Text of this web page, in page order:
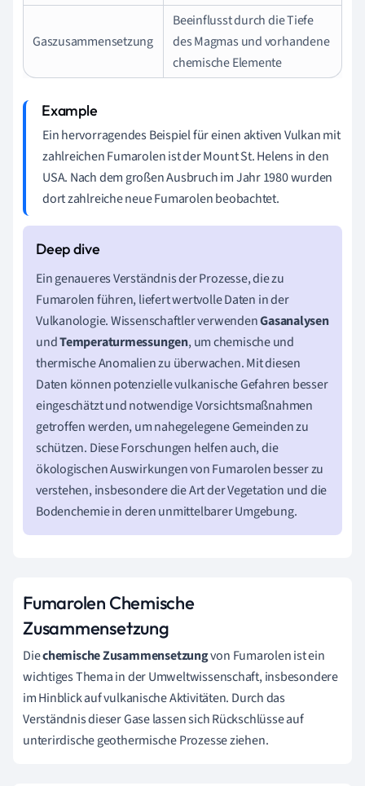
Gaszusammensetzung
Beeinflusst durch die Tiefe
des Magmas und vorhandene
chemische Elemente
Ein hervorragendes Beispiel für einen aktiven Vulkan mit
zahlreichen Fumarolen ist der Mount St. Helens in den
USA. Nach dem großen Ausbruch im Jahr 1980 wurden
dort zahlreiche neue Fumarolen beobachtet.
Ein genaueres Verständnis der Prozesse, die zu
Fumarolen führen, liefert wertvolle Daten in der
Vulkanologie. Wissenschaftler verwendenGasanalysen
undTemperaturmessungen, um chemische und
thermische Anomalien zu überwachen. Mit diesen
Daten können potenzielle vulkanische Gefahren besser
eingeschätzt und notwendige Vorsichtsmaßnahmen
getroffen werden, um nahegelegene Gemeinden zu
schützen. Diese Forschungen helfen auch, die
ökologischen Auswirkungen von Fumarolen besser zu
verstehen, insbesondere die Art der Vegetation und die
Bodenchemie in deren unmittelbarer Umgebung.
Fumarolen Chemische
Zusammensetzung
Diechemische Zusammensetzungvon Fumarolen ist ein
wichtiges Thema in der Umweltwissenschaft, insbesondere
im Hinblick auf vulkanische Aktivitäten. Durch das
Verständnis dieser Gase lassen sich Rückschlüsse auf
unterirdische geothermische Prozesse ziehen.